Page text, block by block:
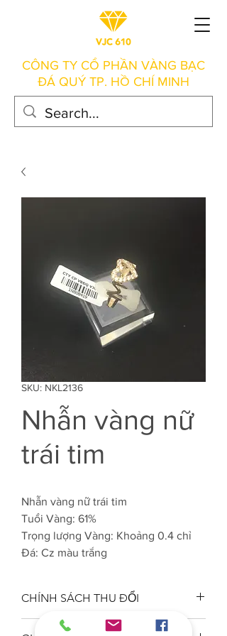
CÔNG TY CỔ PHẦN VÀNG BẠC
ĐÁ QUÝ TP. HỒ CHÍ MINH
SKU: NKL2136
Nhẫn vàng nữ
trái tim
Nhẫn vàng nữ trái tim
Tuổi Vàng: 61%
Trọng lượng Vàng: Khoảng 0.4 chỉ
Đá: Cz màu trắng
CHÍNH SÁCH THU ĐỔI
Công ty VJC 610 đảm bảo chất